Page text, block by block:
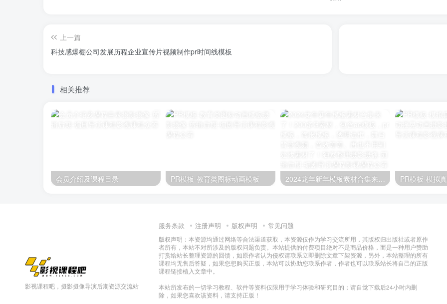
上一篇
科技感爆棚公司发展历程企业宣传片视频制作pr时间线模板
相关推荐
会员介绍及课程目录 PR模板-教育类图标动画模板
影视课程吧，摄影摄像导演后期资源交流站
服务条款 注册声明 版权声明 常见问题
版权声明：本资源均通过网络等合法渠道获取，本资源仅作为学习交流所用，其版权归出版社或者原作
者所有，本站不对所涉及的版权问题负责。本站提供的付费项目绝对不是商品价格，而是一种用户赞助
打赏给站长整理资源的回馈，如原作者认为侵权请联系立即删除文章下架资源，另外，本站整理的所有
课程均无售后答疑，如果您想购买正版，本站可以协助您联系作者，作者也可以联系站长将自己的正版
课程链接植入文章中。
本站所发布的一切学习教程、软件等资料仅限用于学习体验和研究目的；请自觉下载后24小时内删
除，如果您喜欢该资料，请支持正版！